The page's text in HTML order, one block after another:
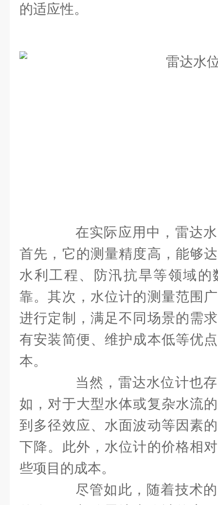
的适应性。
在实际应用中，雷达水
首先，它的测量精度高，能够
水利工程、防汛抗旱等领域
靠。其次，水位计的测量范围
进行定制，满足不同场景的需
有安装简便、维护成本低等优
本。
当然，雷达水位计也存
如，对于大型水体或复杂水流
到多径效应、水面波动等因素
下降。此外，水位计的价格相
些项目的成本。
尽管如此，随着技术的